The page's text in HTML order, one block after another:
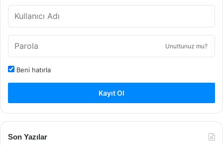
Unuttunuz mu?
Beni hatırla
Kayıt Ol
Son Yazılar